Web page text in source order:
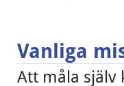
Vanliga
Att måla själv